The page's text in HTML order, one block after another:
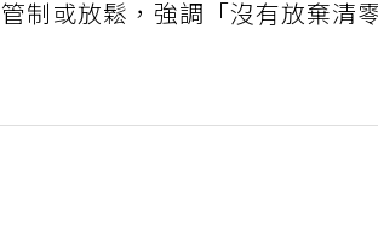
制或放鬆，強調「沒有放棄清